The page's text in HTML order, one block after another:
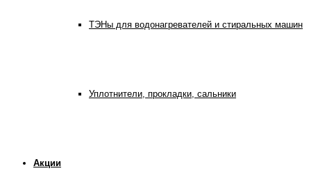
ТЭНы для водонагревателей и стиральных машин
Уплотнители, прокладки, сальники
Акции